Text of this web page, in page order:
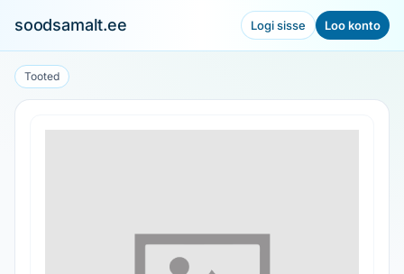
soodsamalt.ee Logi sisse Loo konto
Tooted